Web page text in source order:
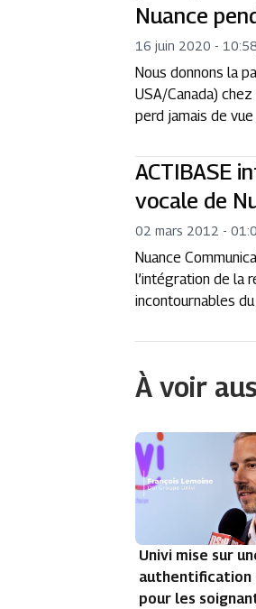
Nuance
16 juin 2020 -
Nous donnons la
USA/Canada)
perd jamais de
ACTIBASE
vocale de
02 mars 2012 -
Nuance
l’intégration de la
incontournables du
À voir
Univi mise sur
authentification
pour les